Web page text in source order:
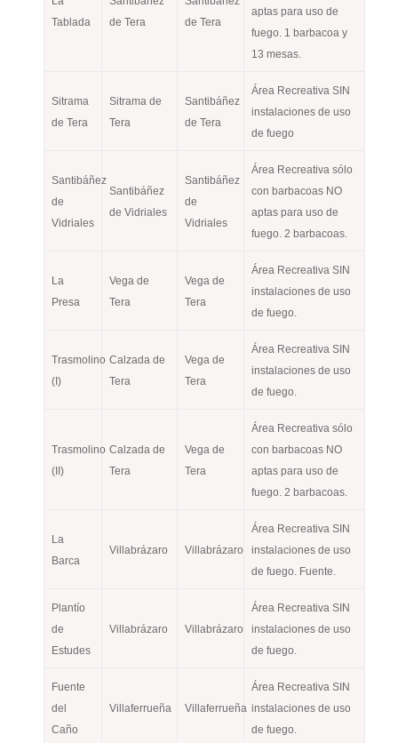
Tablada
de Tera
de Tera
aptas para uso de
fuego. 1 barbacoa y
13 mesas.
Sitrama
de Tera
Sitrama de
Tera
Santibáñez
de Tera
Área Recreativa SIN
instalaciones de uso
de fuego
Santibáñez
de
Vidriales
Santibáñez
de Vidriales
Santibáñez
de
Vidriales
Área Recreativa sólo
con barbacoas NO
aptas para uso de
fuego. 2 barbacoas.
La
Presa
Vega de
Tera
Vega de
Tera
Área Recreativa SIN
instalaciones de uso
de fuego.
Trasmolino
(I)
Calzada de
Tera
Vega de
Tera
Área Recreativa SIN
instalaciones de uso
de fuego.
Trasmolino
(II)
Calzada de
Tera
Vega de
Tera
Área Recreativa sólo
con barbacoas NO
aptas para uso de
fuego. 2 barbacoas.
La
Barca
Villabrázaro Villabrázaro
Área Recreativa SIN
instalaciones de uso
de fuego. Fuente.
Plantío
de
Estudes
Villabrázaro Villabrázaro
Área Recreativa SIN
instalaciones de uso
de fuego.
Fuente
del
Caño
Villaferrueña Villaferrueña
Área Recreativa SIN
instalaciones de uso
de fuego.